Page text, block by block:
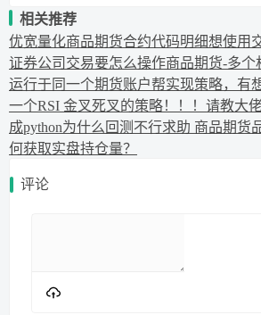
相关推荐
优宽量化商品期货合约代码明细想使用
证券公司交易要怎么操作商品期货-多个
运行于同一个期货账户帮实现策略，有
一个RSI 金叉死叉的策略！！！ 请教大
成python为什么回测不行求助 商品期货
何获取实盘持仓量？
评论